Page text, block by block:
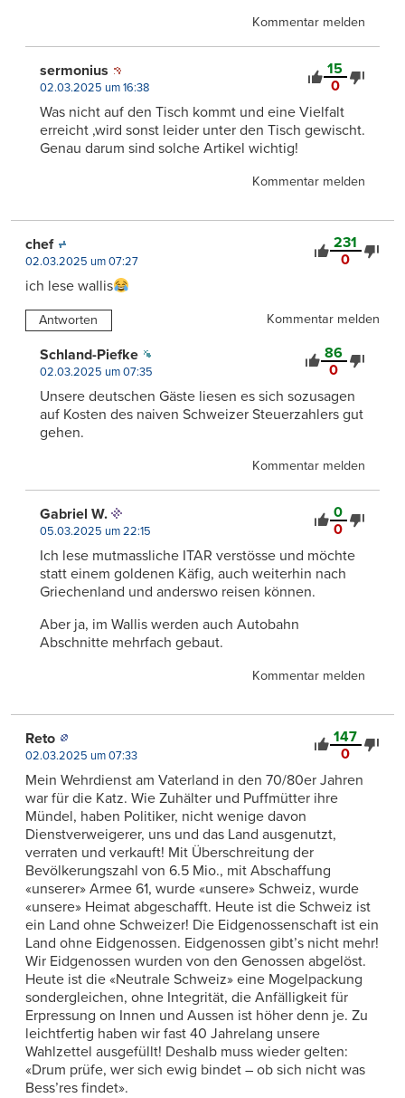
Kommentar melden
15
0
sermonius
02.03.2025 um 16:38
Was nicht auf den Tisch kommt und eine Vielfalt
erreicht ,wird sonst leider unter den Tisch gewischt.
Genau darum sind solche Artikel wichtig!
Kommentar melden
231
0
chef
02.03.2025 um 07:27
ich lese wallis
Antworten Kommentar melden
86
0
Schland-Piefke
02.03.2025 um 07:35
Unsere deutschen Gäste liesen es sich sozusagen
auf Kosten des naiven Schweizer Steuerzahlers gut
gehen.
Kommentar melden
0
0
Gabriel W.
05.03.2025 um 22:15
Ich lese mutmassliche ITAR verstösse und möchte
statt einem goldenen Käfig, auch weiterhin nach
Griechenland und anderswo reisen können.
Aber ja, im Wallis werden auch Autobahn
Abschnitte mehrfach gebaut.
Kommentar melden
147
0
Reto
02.03.2025 um 07:33
Mein Wehrdienst am Vaterland in den 70/80er Jahren
war für die Katz. Wie Zuhälter und Puffmütter ihre
Mündel, haben Politiker, nicht wenige davon
Dienstverweigerer, uns und das Land ausgenutzt,
verraten und verkauft! Mit Überschreitung der
Bevölkerungszahl von 6.5 Mio., mit Abschaffung
«unserer» Armee 61, wurde «unsere» Schweiz, wurde
«unsere» Heimat abgeschafft. Heute ist die Schweiz ist
ein Land ohne Schweizer! Die Eidgenossenschaft ist ein
Land ohne Eidgenossen. Eidgenossen gibt’s nicht mehr!
Wir Eidgenossen wurden von den Genossen abgelöst.
Heute ist die «Neutrale Schweiz» eine Mogelpackung
sondergleichen, ohne Integrität, die Anfälligkeit für
Erpressung on Innen und Aussen ist höher denn je. Zu
leichtfertig haben wir fast 40 Jahrelang unsere
Wahlzettel ausgefüllt! Deshalb muss wieder gelten:
«Drum prüfe, wer sich ewig bindet – ob sich nicht was
Bess’res findet».